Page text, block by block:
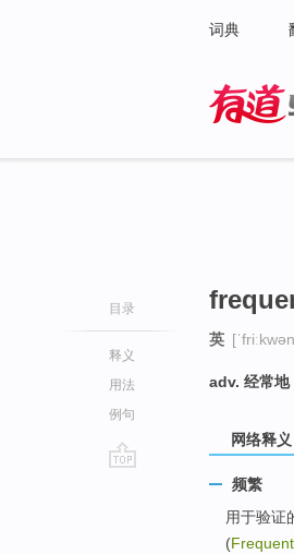
词典
目录
释义
用法
例句
英
adv. 经常地
网络释义
频繁
用于验证
(